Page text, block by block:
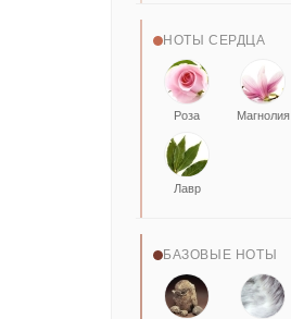
НОТЫ СЕРДЦА
Роза Магнолия
Лавр
БАЗОВЫЕ НОТЫ